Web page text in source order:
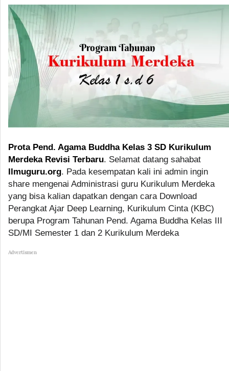
Prota Pend. Agama Buddha Kelas 3 SD Kurikulum
Merdeka Revisi Terbaru. Selamat datang sahabat
Ilmuguru.org. Pada kesempatan kali ini admin ingin
share mengenai Administrasi guru Kurikulum Merdeka
yang bisa kalian dapatkan dengan cara Download
Perangkat Ajar Deep Learning, Kurikulum Cinta (KBC)
berupa Program Tahunan Pend. Agama Buddha Kelas III
SD/MI Semester 1 dan 2 Kurikulum Merdeka
Advertismen